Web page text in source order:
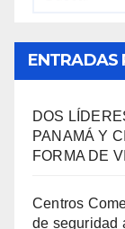
ENTRADAS
DOS
PANAMÁ Y
FORMA DE
Centros
de seguridad